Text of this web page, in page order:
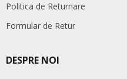
Politica de Returnare
Formular de Retur
DESPRE NOI